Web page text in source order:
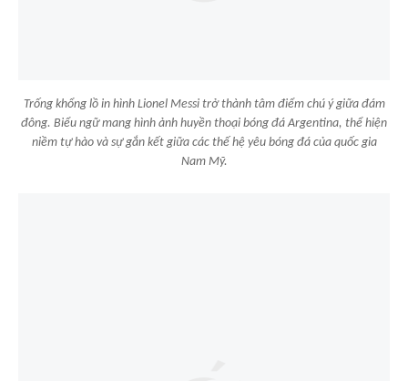
Trống khổng lồ in hình Lionel Messi trở thành tâm điểm chú ý giữa đám
đông. Biểu ngữ mang hình ảnh huyền thoại bóng đá Argentina, thể hiện
niềm tự hào và sự gắn kết giữa các thế hệ yêu bóng đá của quốc gia
Nam Mỹ.